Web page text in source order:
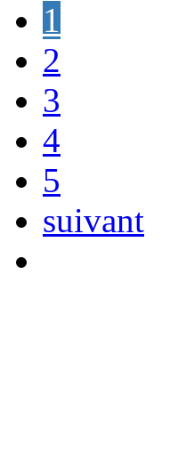
1
2
3
4
5
suivant